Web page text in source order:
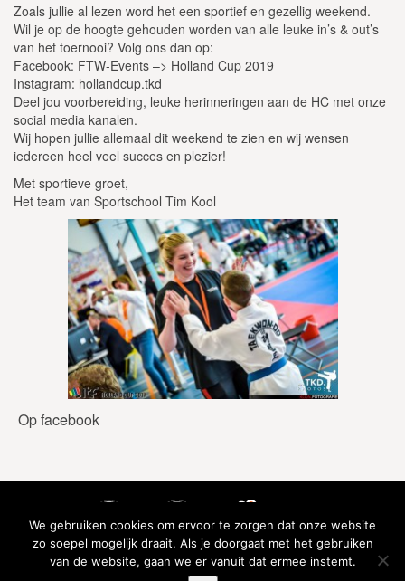
Zoals jullie al lezen word het een sportief en gezellig weekend.
Wil je op de hoogte gehouden worden van alle leuke in’s & out’s
van het toernooi? Volg ons dan op:
Facebook: FTW-Events –> Holland Cup 2019
Instagram: hollandcup.tkd
Deel jou voorbereiding, leuke herinneringen aan de HC met onze
social media kanalen.
Wij hopen jullie allemaal dit weekend te zien en wij wensen
iedereen heel veel succes en plezier!
Met sportieve groet,
Het team van Sportschool Tim Kool
Op facebook
We gebruiken cookies om ervoor te zorgen dat onze website
zo soepel mogelijk draait. Als je doorgaat met het gebruiken
van de website, gaan we er vanuit dat ermee instemt.